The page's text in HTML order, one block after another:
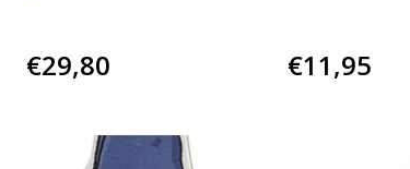
€29,80 €11,95